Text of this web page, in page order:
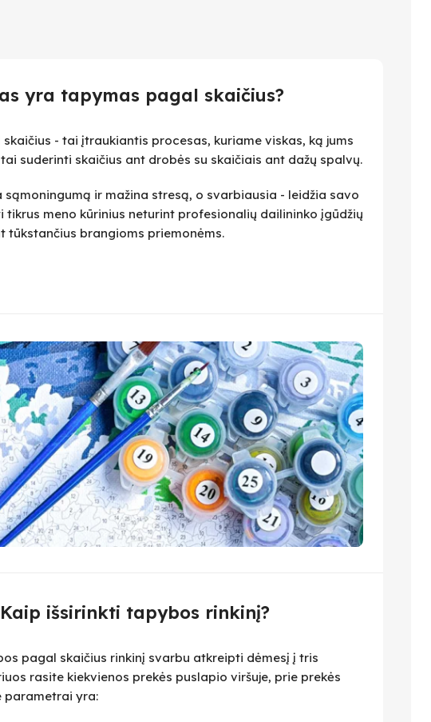
yra tapymas pagal skaičius?
- tai įtraukiantis procesas, kuriame viskas, ką jums
suderinti skaičius ant drobės su skaičiais ant dažų spalvų.
sąmoningumą ir mažina stresą, o svarbiausia - leidžia savo
tikrus meno kūrinius neturint profesionalių dailininko įgūdžių
tūkstančius brangioms priemonėms.
Kaip išsirinkti tapybos rinkinį?
pagal skaičius rinkinį svarbu atkreipti dėmesį į tris
rasite kiekvienos prekės puslapio viršuje, prie prekės
parametrai yra: